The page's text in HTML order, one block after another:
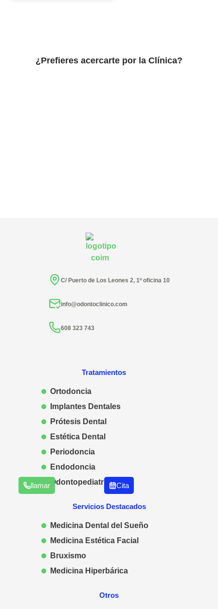
Cita
llamar
¿Prefieres acercarte por la Clínica?
C/ Puerto de Los Leones 2, 1º oficina 10
info@odontoclinico.com
608 323 743
Tratamientos
Ortodoncia
Implantes Dentales
Prótesis Dental
Estética Dental
Periodoncia
Endodoncia
Odontopediatría
Servicios Destacados
Medicina Dental del Sueño
Medicina Estética Facial
Bruxismo
Medicina Hiperbárica
Otros